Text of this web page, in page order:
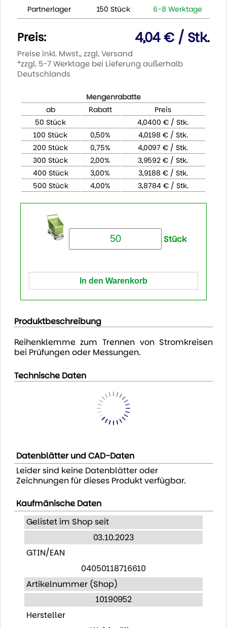
Partnerlager 150 Stück 6-8 Werktage
Preis: 4,04 € / Stk.
Preise inkl. Mwst., zzgl. Versand
*zzgl. 5-7 Werktage bei Lieferung außerhalb
Deutschlands
Mengenrabatte
ab
Rabatt
Preis
50 Stück
4,0400 € / Stk.
100 Stück
0,50%
4,0198 € / Stk.
200 Stück
0,75%
4,0097 € / Stk.
300 Stück
2,00%
3,9592 € / Stk.
400 Stück
3,00%
3,9188 € / Stk.
500 Stück
4,00% 3,8784 € / Stk.
Stück
Produktbeschreibung
Reihenklemme zum Trennen von Stromkreisen
bei Prüfungen oder Messungen.
Technische Daten
Datenblätter und CAD-Daten
Leider sind keine Datenblätter oder
Zeichnungen für dieses Produkt verfügbar.
Kaufmänische Daten
Gelistet im Shop seit
03.10.2023
GTIN/EAN
04050118716610
Artikelnummer (Shop)
10190952
Hersteller